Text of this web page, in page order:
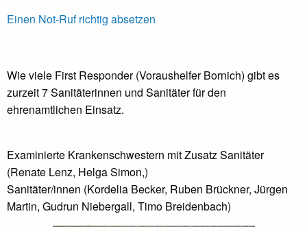
Einen Not-Ruf richtig absetzen
Wie viele First Responder (Voraushelfer Bornich) gibt es
zurzeit 7 Sanitäterinnen und Sanitäter für den
ehrenamtlichen Einsatz.
Examinierte Krankenschwestern mit Zusatz Sanitäter
(Renate Lenz, Helga Simon,)
Sanitäter/innen (Kordelia Becker, Ruben Brückner, Jürgen
Martin, Gudrun Niebergall, Timo Breidenbach)